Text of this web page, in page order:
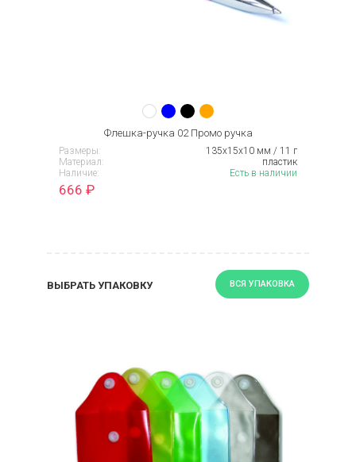
Флешка-ручка 02 Промо ручка
Размеры:
135х15x10 мм / 11 г
Материал:
пластик
Наличие:
Есть в наличии
666 ₽
ВЫБРАТЬ УПАКОВКУ ВСЯ УПАКОВКА